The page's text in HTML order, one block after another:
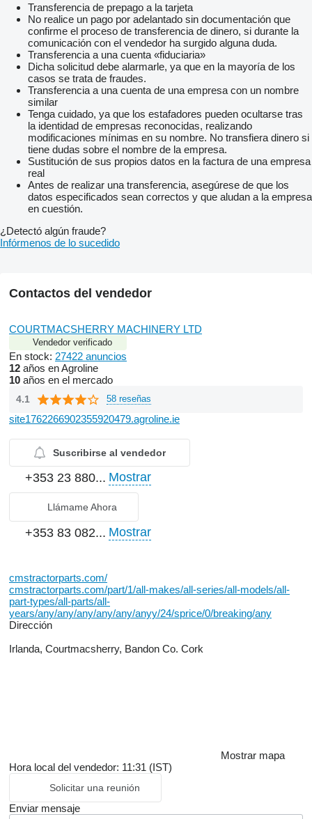
Transferencia de prepago a la tarjeta
No realice un pago por adelantado sin documentación que
confirme el proceso de transferencia de dinero, si durante la
comunicación con el vendedor ha surgido alguna duda.
Transferencia a una cuenta «fiduciaria»
Dicha solicitud debe alarmarle, ya que en la mayoría de los
casos se trata de fraudes.
Transferencia a una cuenta de una empresa con un nombre
similar
Tenga cuidado, ya que los estafadores pueden ocultarse tras
la identidad de empresas reconocidas, realizando
modificaciones mínimas en su nombre. No transfiera dinero si
tiene dudas sobre el nombre de la empresa.
Sustitución de sus propios datos en la factura de una empresa
real
Antes de realizar una transferencia, asegúrese de que los
datos especificados sean correctos y que aludan a la empresa
en cuestión.
¿Detectó algún fraude?
Infórmenos de lo sucedido
Contactos del vendedor
COURTMACSHERRY MACHINERY LTD
Vendedor verificado
En stock: 27422 anuncios
12 años en Agroline
10 años en el mercado
4.1 58 reseñas
site1762266902355920479.agroline.ie
Suscribirse al vendedor
+353 23 880... Mostrar
Llámame Ahora
+353 83 082... Mostrar
cmstractorparts.com/
cmstractorparts.com/part/1/all-makes/all-series/all-models/all-
part-types/all-parts/all-
years/any/any/any/any/any/anyy/24/sprice/0/breaking/any
Dirección
Irlanda, Courtmacsherry, Bandon Co. Cork
Mostrar mapa
Hora local del vendedor: 11:31 (IST)
Solicitar una reunión
Enviar mensaje